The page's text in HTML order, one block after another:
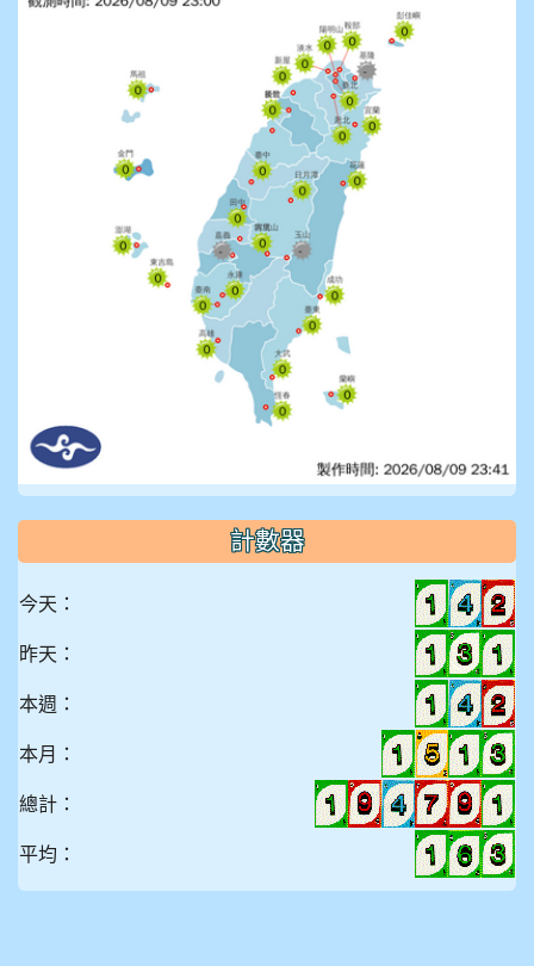
計數器
今天：
昨天：
本週：
本月：
總計：
平均：